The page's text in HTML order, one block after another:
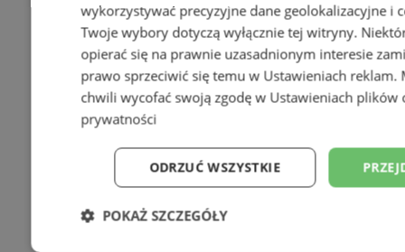
wykorzystywać precyzyjne dane geolokalizacyjne i
Twoje wybory dotyczą wyłącznie tej witryny.
opierać się na prawnie uzasadnionym interesie
prawo sprzeciwić się temu w Ustawieniach reklam.
chwili wycofać swoją zgodę w Ustawieniach plików
prywatności
ODRZUĆ WSZYSTKIE
POKAŻ SZCZEGÓŁY